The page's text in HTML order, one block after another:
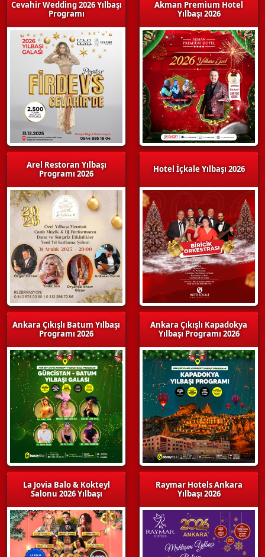
Cevahir Wedding 2026 Yılbaşı
Programı
Arel Restoran Yılbaşı
Programı 2026
Ankara Çıkışlı Batum Yılbaşı
Programı 2026
La Jovia Balo & Kokteyl
Salonu 2026 Yılbaşı
Akman Premium Hotel
Yılbaşı 2026
Hotel İçkale Yılbaşı 2026
Ankara Çıkışlı Kapadokya
Yılbaşı Programı 2026
Raymar Hotels Ankara
Yılbaşı 2026